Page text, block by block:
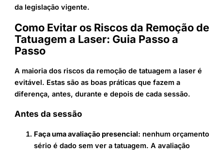
da legislação vigente.
Como Evitar os Riscos da Remoção de
Tatuagem a Laser: Guia Passo a
Passo
A maioria dos riscos da remoção de tatuagem a laser é
evitável. Estas são as boas práticas que fazem a
diferença, antes, durante e depois de cada sessão.
Antes da sessão
Faça uma avaliação presencial: nenhum orçamento
sério é dado sem ver a tatuagem. A avaliação